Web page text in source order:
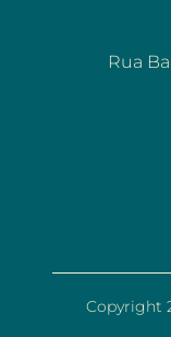
Rua
Copyright